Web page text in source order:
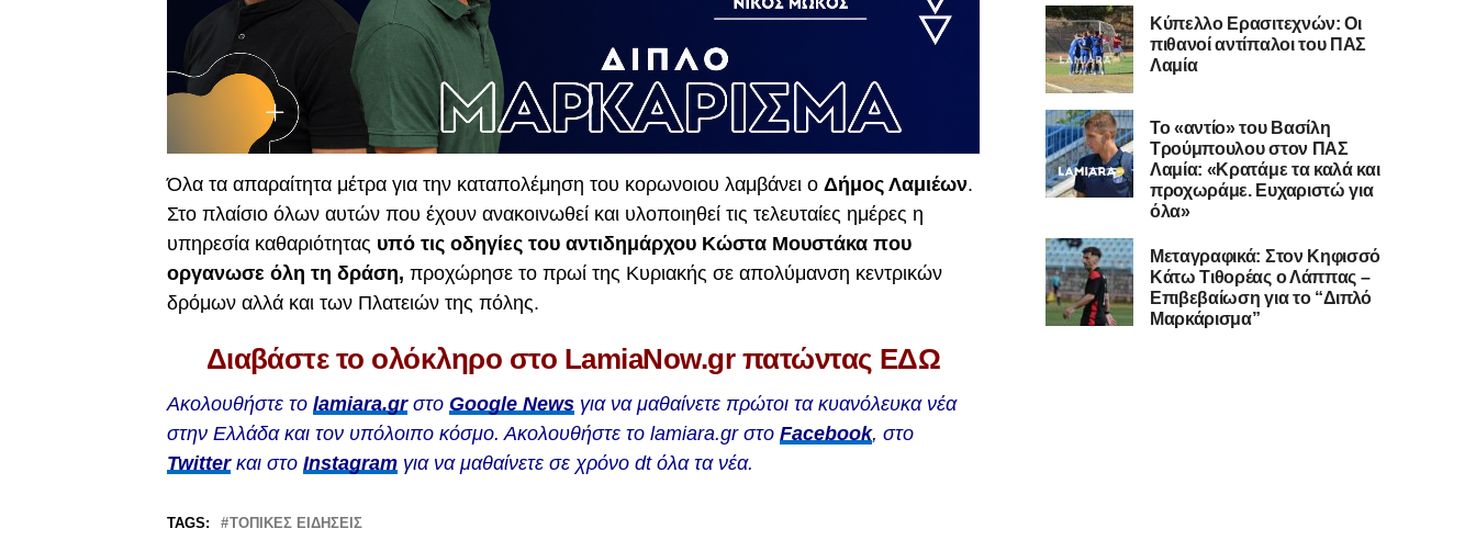
Όλα τα απαραίτητα μέτρα για την καταπολέμηση του κορωνοιου λαμβάνει ο Δήμος Λαμιέων.
Στο πλαίσιο όλων αυτών που έχουν ανακοινωθεί και υλοποιηθεί τις τελευταίες ημέρες η
υπηρεσία καθαριότητας υπό τις οδηγίες του αντιδημάρχου Κώστα Μουστάκα που
οργανωσε όλη τη δράση, προχώρησε το πρωί της Κυριακής σε απολύμανση κεντρικών
δρόμων αλλά και των Πλατειών της πόλης.
Διαβάστε το ολόκληρο στο LamiaNow.gr πατώντας ΕΔΩ
Ακολουθήστε το lamiara.grστο Google News για να μαθαίνετε πρώτοι τα κυανόλευκα νέα
στην Ελλάδα και τον υπόλοιπο κόσμο. Ακολουθήστε το lamiara.gr στο Facebook, στο
Twitterκαι στο Instagram για να μαθαίνετε σε χρόνο dt όλα τα νέα.
TAGS: ΤΟΠΙΚΕΣ ΕΙΔΗΣΕΙΣ
Κύπελλο Ερασιτεχνών: Οι
πιθανοί αντίπαλοι του ΠΑΣ
Λαμία
Το «αντίο» του Βασίλη
Τρούμπουλου στον ΠΑΣ
Λαμία: «Κρατάμε τα καλά και
προχωράμε. Ευχαριστώ για
όλα»
Μεταγραφικά: Στον Κηφισσό
Κάτω Τιθορέας ο Λάππας –
Επιβεβαίωση για το “Διπλό
Μαρκάρισμα”